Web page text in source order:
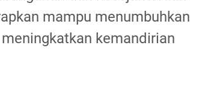
mampu menumbuhkan
kemandirian